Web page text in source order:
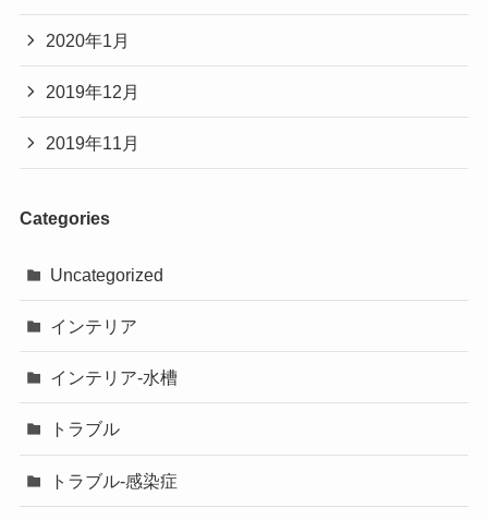
2020年1月
2019年12月
2019年11月
Categories
Uncategorized
インテリア
インテリア-水槽
トラブル
トラブル-感染症